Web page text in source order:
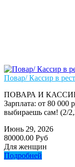
Повар/ Кассир в
ПОВАРА И
Зарплата: от 80
выбираешь сам! (2/
Июнь 29, 2026
80000.00 Руб
Для женщин
Подробней